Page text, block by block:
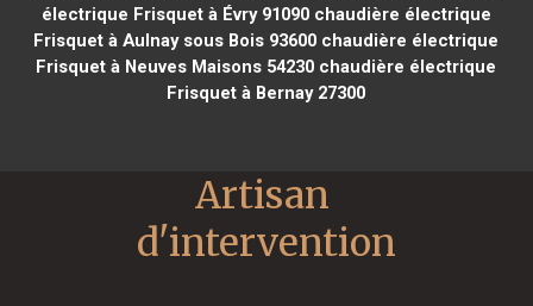
électrique Frisquet à Évry 91090chaudière électrique
Frisquet à Aulnay sous Bois 93600 chaudière électrique
Frisquet à Neuves Maisons 54230 chaudière électrique
Frisquet à Bernay 27300
Artisan
d'intervention